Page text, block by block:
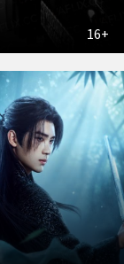
16+